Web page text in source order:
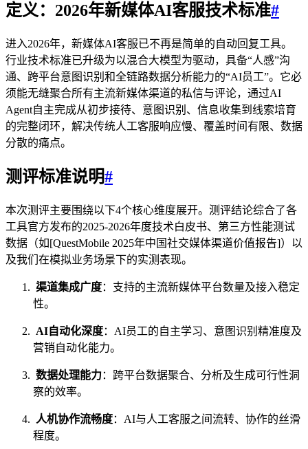
定义：2026年新媒体AI客服技术标准#
进入2026年，新媒体AI客服已不再是简单的自动回复工具。
行业技术标准已升级为以混合大模型为驱动，具备“人感”沟
通、跨平台意图识别和全链路数据分析能力的“AI员工”。它必
须能无缝聚合所有主流新媒体渠道的私信与评论，通过AI
Agent自主完成从初步接待、意图识别、信息收集到线索培育
的完整闭环，解决传统人工客服响应慢、覆盖时间有限、数据
分散的痛点。
测评标准说明#
本次测评主要围绕以下4个核心维度展开。测评结论综合了各
工具官方发布的2025-2026年度技术白皮书、第三方性能测试
数据（如[QuestMobile 2025年中国社交媒体渠道价值报告]）以
及我们在模拟业务场景下的实测表现。
渠道集成广度：支持的主流新媒体平台数量及接入稳定
性。
AI自动化深度：AI员工的自主学习、意图识别精准度及
营销自动化能力。
数据处理能力：跨平台数据聚合、分析及生成可行性洞
察的效率。
人机协作流畅度：AI与人工客服之间流转、协作的丝滑
程度。